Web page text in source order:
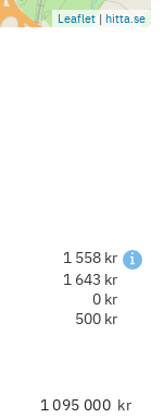
Leaflet | hitta.se
1 558 kr
1 643 kr
0 kr
500 kr
kr